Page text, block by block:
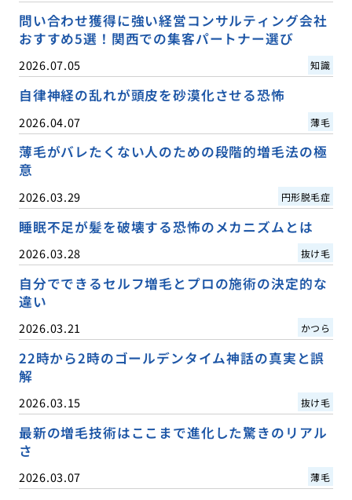
問い合わせ獲得に強い経営コンサルティング会社
おすすめ5選！関西での集客パートナー選び
2026.07.05 知識
自律神経の乱れが頭皮を砂漠化させる恐怖
2026.04.07 薄毛
薄毛がバレたくない人のための段階的増毛法の極
意
2026.03.29 円形脱毛症
睡眠不足が髪を破壊する恐怖のメカニズムとは
2026.03.28 抜け毛
自分でできるセルフ増毛とプロの施術の決定的な
違い
2026.03.21 かつら
22時から2時のゴールデンタイム神話の真実と誤
解
2026.03.15 抜け毛
最新の増毛技術はここまで進化した驚きのリアル
さ
2026.03.07 薄毛